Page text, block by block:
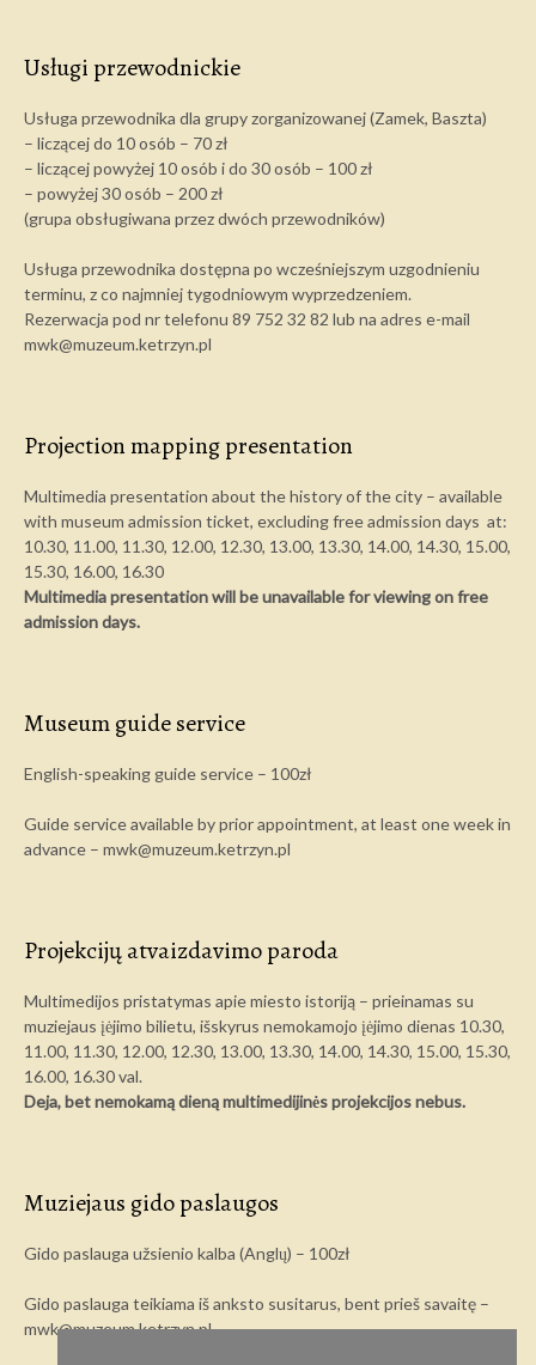
Usługi przewodnickie
Usługa przewodnika dla grupy zorganizowanej (Zamek, Baszta)
– liczącej do 10 osób – 70 zł
– liczącej powyżej 10 osób i do 30 osób – 100 zł
– powyżej 30 osób – 200 zł
(grupa obsługiwana przez dwóch przewodników)
Usługa przewodnika dostępna po wcześniejszym uzgodnieniu
terminu, z co najmniej tygodniowym wyprzedzeniem.
Rezerwacja pod nr telefonu 89 752 32 82 lub na adres e-mail
mwk@muzeum.ketrzyn.pl
Projection mapping presentation
Multimedia presentation about the history of the city – available
with museum admission ticket, excluding free admission days at:
10.30, 11.00, 11.30, 12.00, 12.30, 13.00, 13.30, 14.00, 14.30, 15.00,
15.30, 16.00, 16.30
Multimedia presentation will be unavailable for viewing on free
admission days.
Museum guide service
English-speaking guide service – 100zł
Guide service available by prior appointment, at least one week in
advance – mwk@muzeum.ketrzyn.pl
Projekcijų atvaizdavimo paroda
Multimedijos pristatymas apie miesto istoriją – prieinamas su
muziejaus įėjimo bilietu, išskyrus nemokamojo įėjimo dienas 10.30,
11.00, 11.30, 12.00, 12.30, 13.00, 13.30, 14.00, 14.30, 15.00, 15.30,
16.00, 16.30 val.
Deja, bet nemokamą dieną multimedijinės projekcijos nebus.
Muziejaus gido paslaugos
Gido paslauga užsienio kalba (Anglų) – 100zł
Gido paslauga teikiama iš anksto susitarus, bent prieš savaitę –
mwk@muzeum.ketrzyn.pl